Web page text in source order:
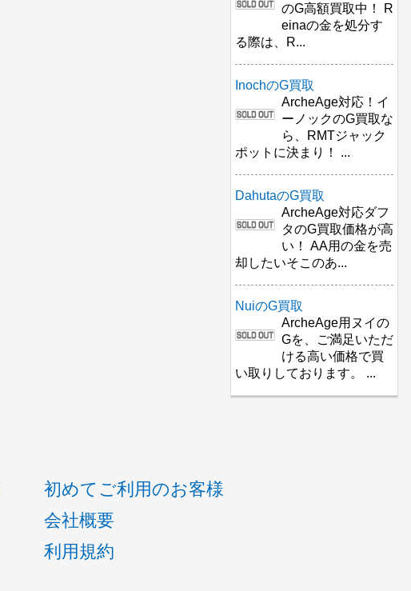
のG高額買取中！ R
einaの金を処分す
る際は、R...
InochのG買取
ArcheAge対応！イ
ーノックのG買取な
ら、RMTジャック
ポットに決まり！ ...
DahutaのG買取
ArcheAge対応ダフ
タのG買取価格が高
い！ AA用の金を売
却したいそこのあ...
NuiのG買取
ArcheAge用ヌイの
Gを、ご満足いただ
ける高い価格で買
い取りしております。 ...
初めてご利用のお客様
会社概要
利用規約